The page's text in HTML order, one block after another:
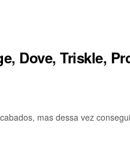
Dove, Triskle,
mas dessa vez